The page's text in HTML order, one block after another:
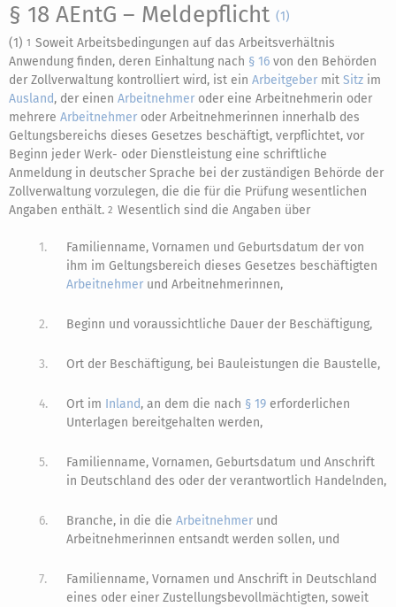
§ 18 AEntG – Meldepflicht (1)
(1) 1 Soweit Arbeitsbedingungen auf das Arbeitsverhältnis
Anwendung finden, deren Einhaltung nach § 16 von den Behörden
der Zollverwaltung kontrolliert wird, ist ein Arbeitgeber mit Sitz im
Ausland, der einen Arbeitnehmer oder eine Arbeitnehmerin oder
mehrere Arbeitnehmer oder Arbeitnehmerinnen innerhalb des
Geltungsbereichs dieses Gesetzes beschäftigt, verpflichtet, vor
Beginn jeder Werk- oder Dienstleistung eine schriftliche
Anmeldung in deutscher Sprache bei der zuständigen Behörde der
Zollverwaltung vorzulegen, die die für die Prüfung wesentlichen
Angaben enthält. 2 Wesentlich sind die Angaben über
1.
Familienname, Vornamen und Geburtsdatum der von
ihm im Geltungsbereich dieses Gesetzes beschäftigten
Arbeitnehmer und Arbeitnehmerinnen,
2. Beginn und voraussichtliche Dauer der Beschäftigung,
3. Ort der Beschäftigung, bei Bauleistungen die Baustelle,
4. Ort im Inland, an dem die nach § 19 erforderlichen
Unterlagen bereitgehalten werden,
5.
Familienname, Vornamen, Geburtsdatum und Anschrift
in Deutschland des oder der verantwortlich Handelnden,
6. Branche, in die dieArbeitnehmer und
Arbeitnehmerinnen entsandt werden sollen, und
7.
Familienname, Vornamen und Anschrift in Deutschland
eines oder einer Zustellungsbevollmächtigten, soweit